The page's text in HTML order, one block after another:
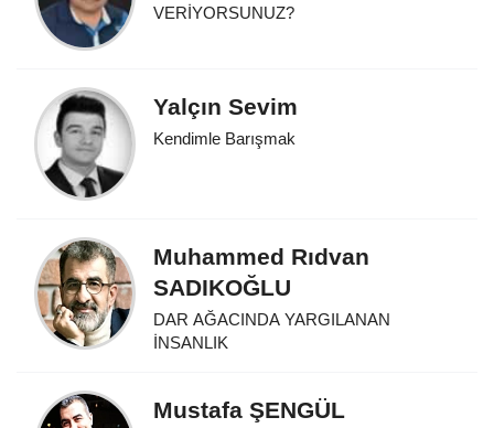
VERİYORSUNUZ?
Yalçın Sevim
Kendimle Barışmak
Muhammed Rıdvan
SADIKOĞLU
DAR AĞACINDA YARGILANAN
İNSANLIK
Mustafa ŞENGÜL